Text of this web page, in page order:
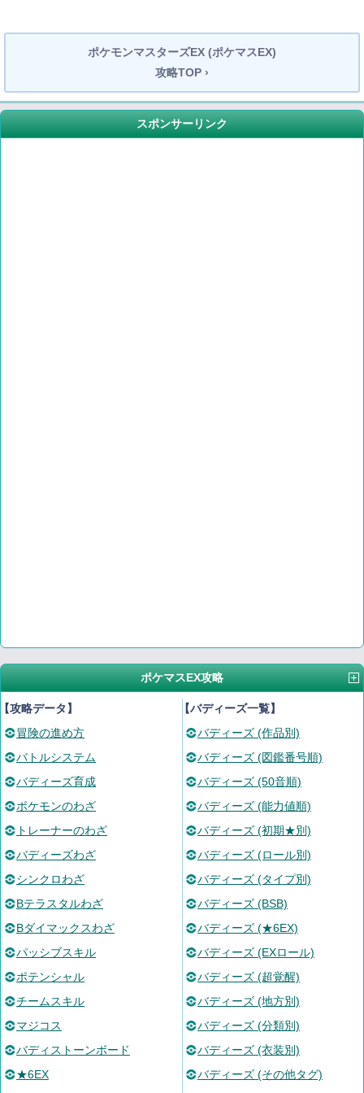
ポケモンマスターズEX (ポケマスEX)
攻略TOP ›
スポンサーリンク
ポケマスEX攻略
攻略データ】
冒険の進め方
バトルシステム
バディーズ育成
ポケモンのわざ
トレーナーのわざ
バディーズわざ
シンクロわざ
Bテラスタルわざ
Bダイマックスわざ
パッシブスキル
ポテンシャル
チームスキル
マジコス
バディストーンボード
★6EX
【バディーズ一覧】
バディーズ (作品別)
バディーズ (図鑑番号順)
バディーズ (50音順)
バディーズ (能力値順)
バディーズ (初期★別)
バディーズ (ロール別)
バディーズ (タイプ別)
バディーズ (BSB)
バディーズ (★6EX)
バディーズ (EXロール)
バディーズ (超覚醒)
バディーズ (地方別)
バディーズ (分類別)
バディーズ (衣装別)
バディーズ (その他タグ)